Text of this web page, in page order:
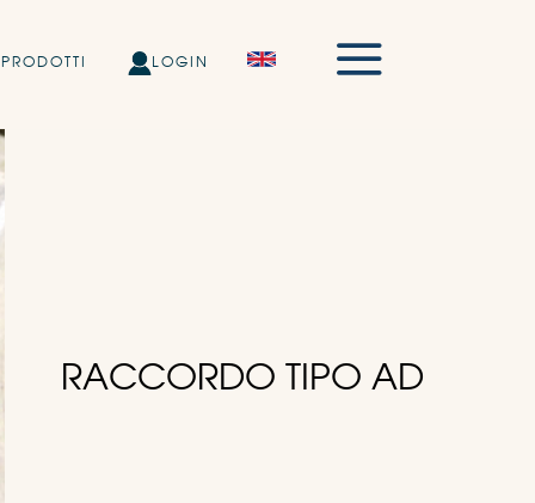
PRODOTTI LOGIN
RACCORDO TIPO AD